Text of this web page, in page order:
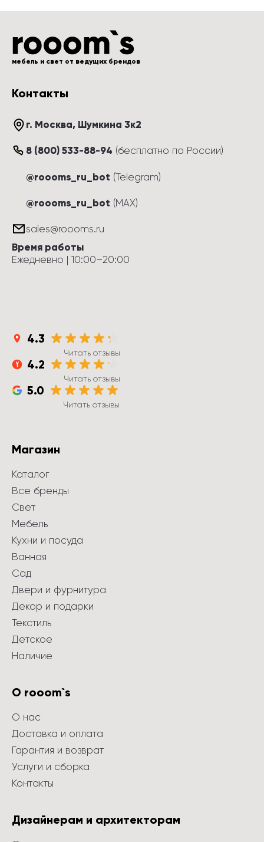
мебель и свет от ведущих брендов
Контакты
г. Москва, Шумкина 3к2
8 (800) 533-88-94 (бесплатно по России)
@roooms_ru_bot (Telegram)
@roooms_ru_bot (MAX)
sales@roooms.ru
Время работы
Ежедневно | 10:00–20:00
4.3
Читать отзывы
4.2
Читать отзывы
5.0
Читать отзывы
Магазин
Каталог
Все бренды
Свет
Мебель
Кухни и посуда
Ванная
Сад
Двери и фурнитура
Декор и подарки
Текстиль
Детское
Наличие
О rooom`s
О нас
Доставка и оплата
Гарантия и возврат
Услуги и сборка
Контакты
Дизайнерам и архитекторам